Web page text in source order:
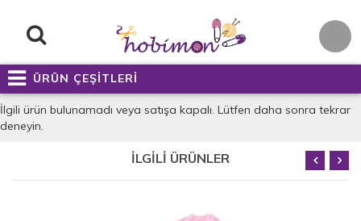
ÜRÜN ÇEŞİTLERİ
İlgili ürün bulunamadı veya satışa kapalı. Lütfen daha sonra tekrar
deneyin.
İLGİLİ ÜRÜNLER